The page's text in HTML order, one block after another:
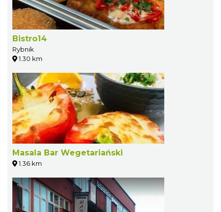
Bistro14
Rybnik
1.30 km
Masala Bar Wegetariański
1.36 km